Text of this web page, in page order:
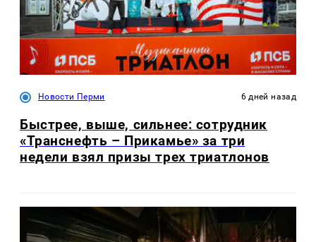
Новости Перми 6 дней назад
Быстрее, выше, сильнее: сотрудник
«Транснефть – Прикамье» за три
недели взял призы трех триатлонов